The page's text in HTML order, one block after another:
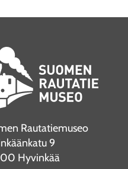
Rautatiemuseo
9
Hyvinkää